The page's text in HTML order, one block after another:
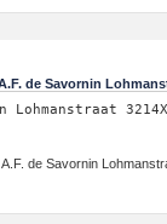
de Savornin
de Savornin